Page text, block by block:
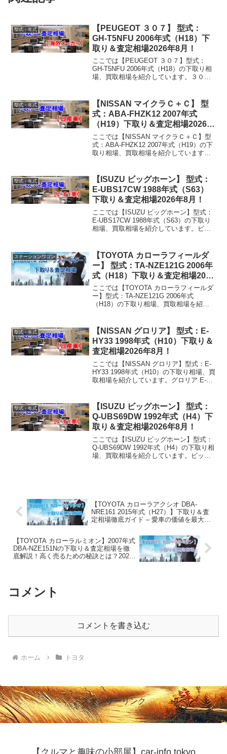
型式・年式
【PEUGEOT ３０７】 型式：
GH-T5NFU 2006年式（H18）下
取り＆査定相場2026年8月！
ここでは【PEUGEOT ３０７】型式：
GH-T5NFU 2006年式（H18）の下取り相
場、買取相場を紹介しています。３０７
～55万円買取り相場：マイ...
型式・年式
【NISSAN マイクラＣ＋Ｃ】 型
式：ABA-FHZK12 2007年式
（H19）下取り＆査定相場2026年
8月！
ここでは【NISSAN マイクラＣ＋Ｃ】型
式：ABA-FHZK12 2007年式（H19）の下
取り相場、買取相場を紹介しています。
場：マイナス1万円～7...
型式・年式
【ISUZU ビッグホーン】 型式：
E-UBS17CW 1988年式（S63）
下取り＆査定相場2026年8月！
ここでは【ISUZU ビッグホーン】型式：
E-UBS17CW 1988年式（S63）の下取り
相場、買取相場を紹介しています。ビッ
ナス1万円～3万円買取り...
ステーションワゴン
【TOYOTA カローラフィールダ
ー】 型式：TA-NZE121G 2006年
式（H18）下取り＆査定相場2026
年8月！
ここでは【TOYOTA カローラフィールダ
ー】型式：TA-NZE121G 2006年式
（H18）の下取り相場、買取相場を紹介
買取相場下取り相場：マイナ...
型式・年式
【NISSAN グロリア】 型式：E-
HY33 1998年式（H10）下取り＆
査定相場2026年8月！
ここでは【NISSAN グロリア】型式：E-
HY33 1998年式（H10）の下取り相場、買
取相場を紹介しています。グロリア E-
買取り相場：マイナス1万...
型式・年式
【ISUZU ビッグホーン】 型式：
Q-UBS69DW 1992年式（H4）下
取り＆査定相場2026年8月！
ここでは【ISUZU ビッグホーン】型式：
Q-UBS69DW 1992年式（H4）の下取り相
場、買取相場を紹介しています。ビッグ
【TOYOTA カローラアクシオ DBA-
NRE161 2015年式（H27）】下取り＆査
定相場徹底ガイド – 愛車の価値を最大限
【TOYOTA カローラルミオン】2007年式
DBA-NZE151Nの下取り＆査定相場を徹
底解説！高く売るための秘訣とは？2026
コメント
コメントを書き込む
ホーム トヨタ
スポンサーリンク